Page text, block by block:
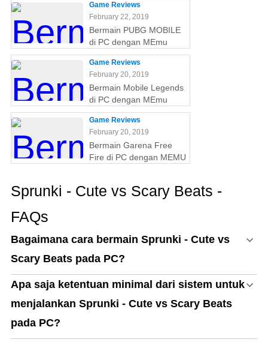
Game Reviews
February 22, 2019
Bermain PUBG MOBILE
di PC dengan MEmu
Game Reviews
February 20, 2019
Bermain Mobile Legends
di PC dengan MEmu
Game Reviews
February 20, 2019
Bermain Garena Free
Fire di PC dengan MEMU
Sprunki - Cute vs Scary Beats -
FAQs
Bagaimana cara bermain Sprunki - Cute vs
Scary Beats pada PC?
Apa saja ketentuan minimal dari sistem untuk
menjalankan Sprunki - Cute vs Scary Beats
pada PC?